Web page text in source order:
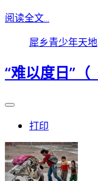
阅读全文...
犀乡青少年天地
“难以度日”（
打印